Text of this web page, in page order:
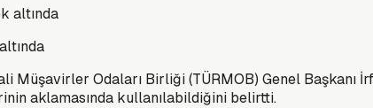
Odaları Birliği (TÜRMOB) Genel Başkanı
aklamasında kullanılabildiğini belirtti.